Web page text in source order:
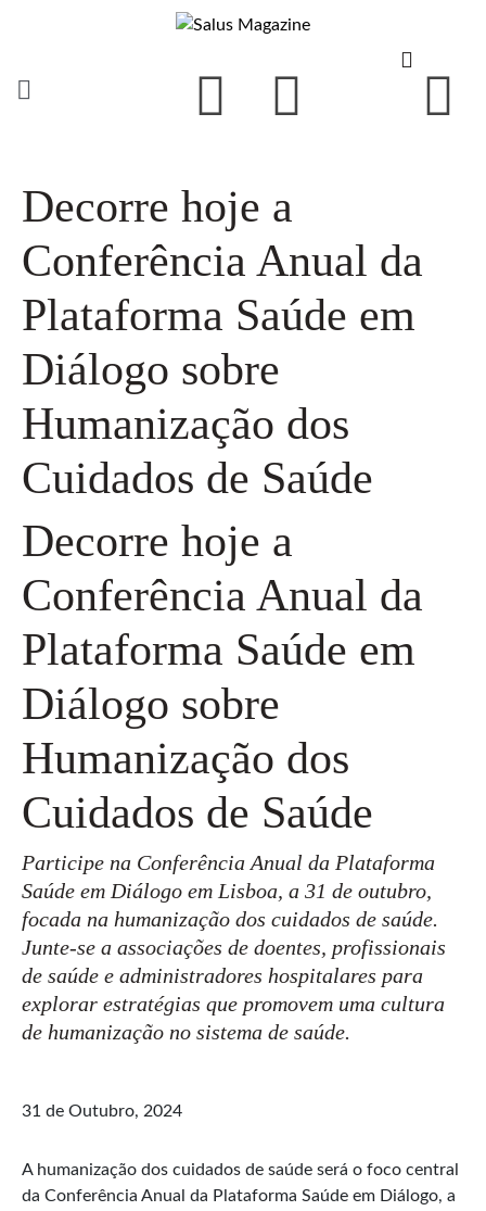
Decorre hoje a
Conferência Anual da
Plataforma Saúde em
Diálogo sobre
Humanização dos
Cuidados de Saúde
Decorre hoje a
Conferência Anual da
Plataforma Saúde em
Diálogo sobre
Humanização dos
Cuidados de Saúde
Participe na Conferência Anual da Plataforma
Saúde em Diálogo em Lisboa, a 31 de outubro,
focada na humanização dos cuidados de saúde.
Junte-se a associações de doentes, profissionais
de saúde e administradores hospitalares para
explorar estratégias que promovem uma cultura
de humanização no sistema de saúde.
31 de Outubro, 2024
A humanização dos cuidados de saúde será o foco central
da Conferência Anual da Plataforma Saúde em Diálogo, a